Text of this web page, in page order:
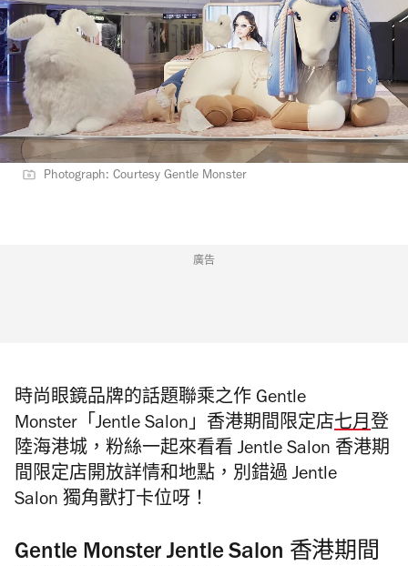
Photograph: Courtesy Gentle Monster
廣告
時尚眼鏡品牌的話題聯乘之作 Gentle
Monster「Jentle Salon」香港期間限定店七月登
陸海港城，粉絲一起來看看 Jentle Salon 香港期
間限定店開放詳情和地點，別錯過 Jentle
Salon 獨角獸打卡位呀！
Gentle Monster Jentle Salon 香港期間